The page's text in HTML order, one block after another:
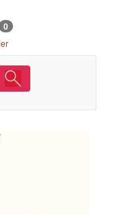
0